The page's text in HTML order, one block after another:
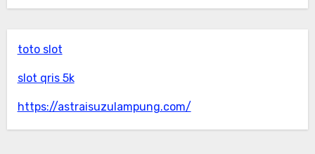
toto slot
slot qris 5k
https://astraisuzulampung.com/